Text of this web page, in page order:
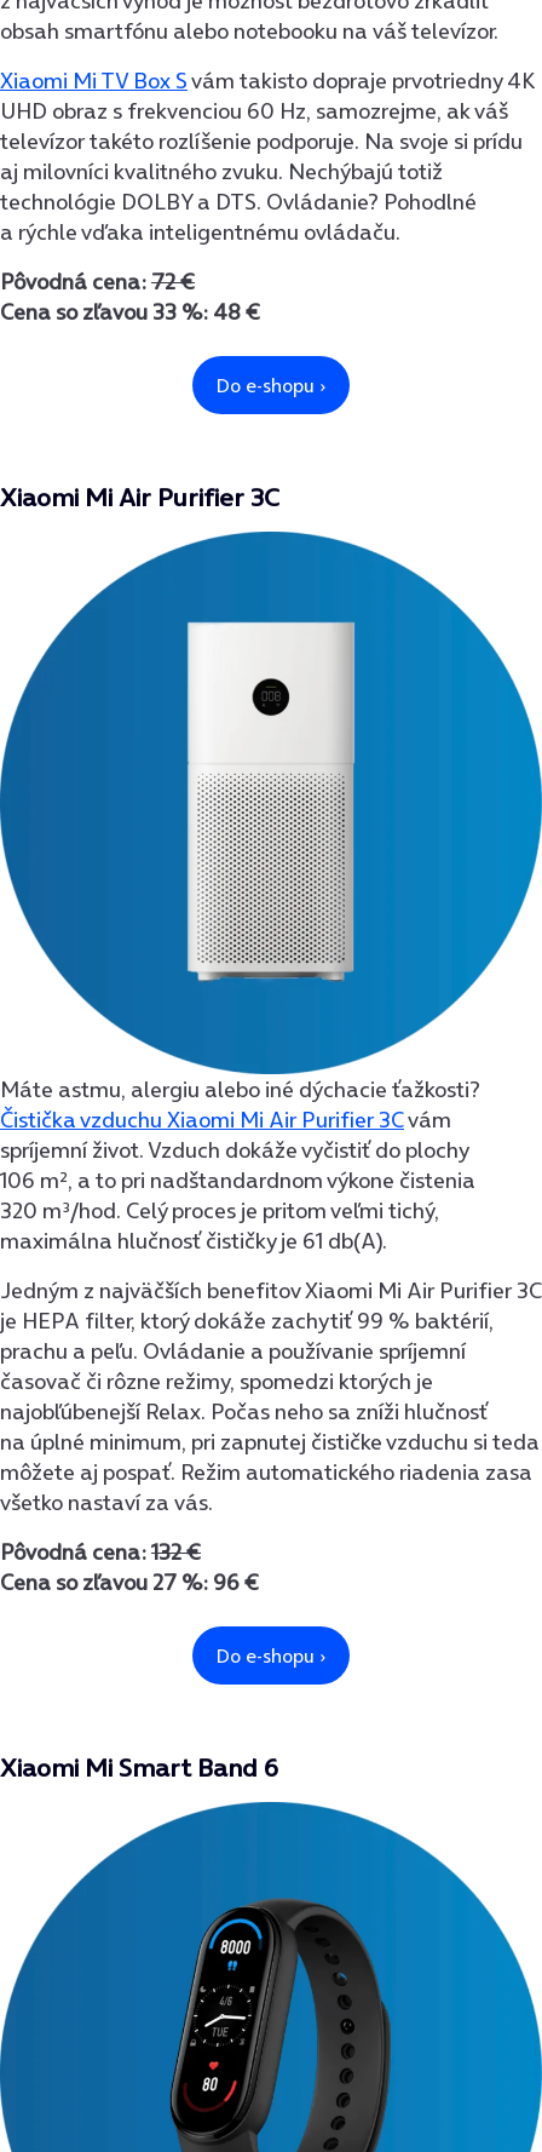
obsah smartfónu alebo notebooku na váš televízor.
Xiaomi Mi TV Box Svám takisto dopraje prvotriedny 4K
UHD obraz s frekvenciou 60 Hz, samozrejme, ak váš
televízor takéto rozlíšenie podporuje. Na svoje si prídu
aj milovníci kvalitného zvuku. Nechýbajú totiž
technológie DOLBY a DTS. Ovládanie? Pohodlné
a rýchle vďaka inteligentnému ovládaču.
Pôvodná cena:72 €
Cena so zľavou 33 %: 48 €
Xiaomi Mi Air Purifier 3C
Máte astmu, alergiu alebo iné dýchacie ťažkosti?
Čistička vzduchu Xiaomi Mi Air Purifier 3Cvám
spríjemní život. Vzduch dokáže vyčistiť do plochy
106 m², a to pri nadštandardnom výkone čistenia
320 m³/hod. Celý proces je pritom veľmi tichý,
maximálna hlučnosť čističky je 61 db(A).
Jedným z najväčších benefitov Xiaomi Mi Air Purifier 3C
je HEPA filter, ktorý dokáže zachytiť 99 % baktérií,
prachu a peľu. Ovládanie a používanie spríjemní
časovač či rôzne režimy, spomedzi ktorých je
najobľúbenejší Relax. Počas neho sa zníži hlučnosť
na úplné minimum, pri zapnutej čističke vzduchu si teda
môžete aj pospať. Režim automatického riadenia zasa
všetko nastaví za vás.
Pôvodná cena:132 €
Cena so zľavou 27 %: 96 €
Xiaomi Mi Smart Band 6